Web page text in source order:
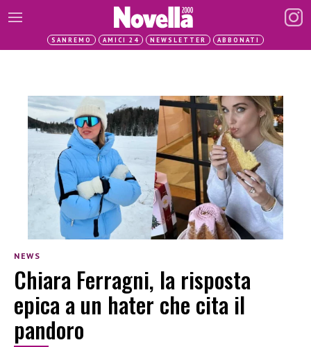
SANREMO AMICI 24 NEWSLETTER ABBONATI
NEWS
Chiara Ferragni, la risposta
epica a un hater che cita il
pandoro